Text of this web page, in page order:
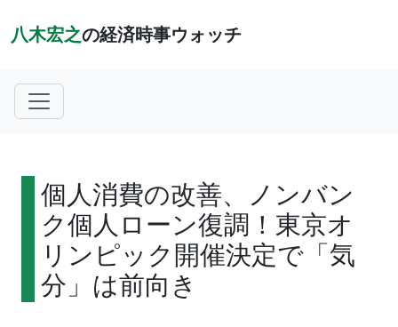
八木宏之の経済時事ウォッチ
個人消費の改善、ノンバン
ク個人ローン復調！東京オ
リンピック開催決定で「気
分」は前向き